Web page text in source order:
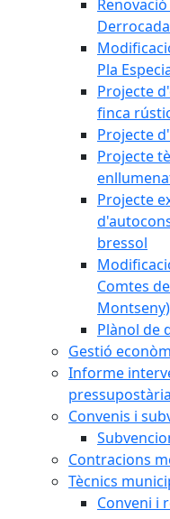
Derrocada
Pla
Projecte
finca
Projecte
Projecte
Projecte
bressol
Comtes
Montseny)
Plànol de
Gestió
Informe
Convenis i
Contracions
Tècnics
Conveni i